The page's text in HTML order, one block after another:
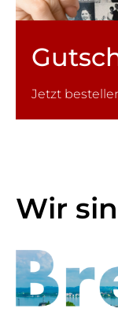
Jetzt
Wir